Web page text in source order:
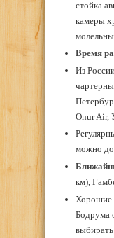
стойка
камеры
Время
Из
Onur Air,
можно
км),
Хорошие
Бодрума